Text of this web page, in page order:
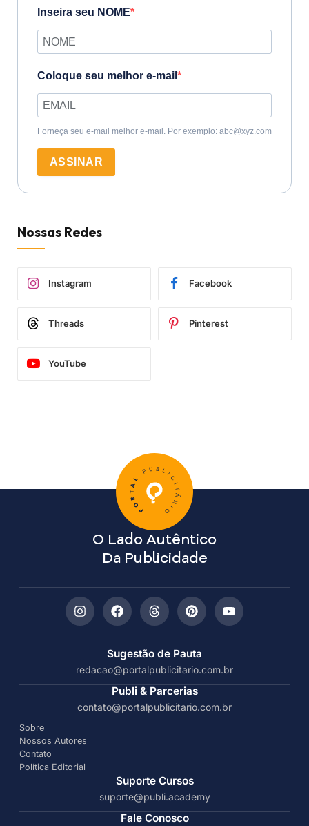
Inseira seu NOME
Coloque seu melhor e-mail
Forneça seu e-mail melhor e-mail. Por exemplo: abc@xyz.com
ASSINAR
Nossas Redes
Instagram Facebook
Threads Pinterest
YouTube
Sugestão de Pauta
redacao@portalpublicitario.com.br
Publi & Parcerias
contato@portalpublicitario.com.br
Sobre
Nossos Autores
Contato
Política Editorial
O Lado Autêntico
Da Publicidade
Suporte Cursos
suporte@publi.academy
Fale Conosco